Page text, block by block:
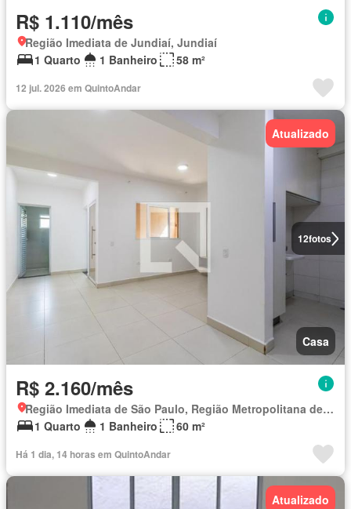
R$ 1.110/mês
Região Imediata de Jundiaí, Jundiaí
1 Quarto
1 Banheiro 58 m²
12 jul. 2026 em QuintoAndar
12fotos
Atualizado
Casa
R$ 2.160/mês
Região Imediata de São Paulo, Região Metropolitana de São Paulo
1 Quarto
1 Banheiro 60 m²
Há 1 dia, 14 horas em QuintoAndar
Atualizado